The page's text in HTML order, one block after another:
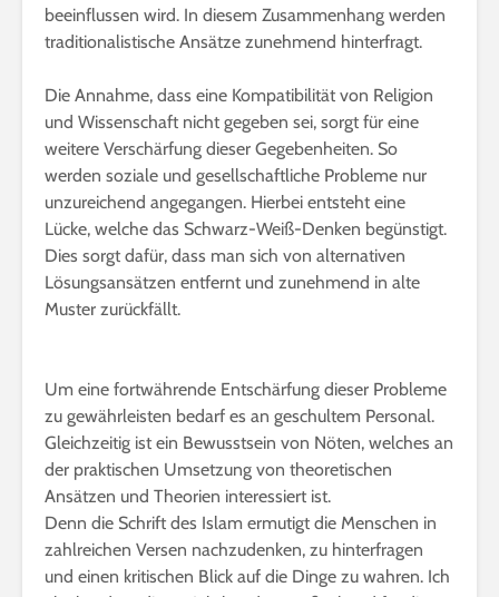
beeinflussen wird. In diesem Zusammenhang werden
traditionalistische Ansätze zunehmend hinterfragt.
Die Annahme, dass eine Kompatibilität von Religion
und Wissenschaft nicht gegeben sei, sorgt für eine
weitere Verschärfung dieser Gegebenheiten. So
werden soziale und gesellschaftliche Probleme nur
unzureichend angegangen. Hierbei entsteht eine
Lücke, welche das Schwarz-Weiß-Denken begünstigt.
Dies sorgt dafür, dass man sich von alternativen
Lösungsansätzen entfernt und zunehmend in alte
Muster zurückfällt.
Um eine fortwährende Entschärfung dieser Probleme
zu gewährleisten bedarf es an geschultem Personal.
Gleichzeitig ist ein Bewusstsein von Nöten, welches an
der praktischen Umsetzung von theoretischen
Ansätzen und Theorien interessiert ist.
Denn die Schrift des Islam ermutigt die Menschen in
zahlreichen Versen nachzudenken, zu hinterfragen
und einen kritischen Blick auf die Dinge zu wahren. Ich